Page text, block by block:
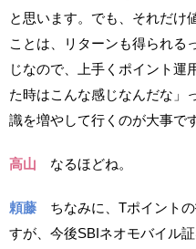
と思います。でも、それだけ
ことは、リターンも得られる
じなので、上手くポイント運
た時はこんな感じなんだな」
識を増やして行くのが大事で
高山 なるほどね。
頼藤 ちなみに、Tポイント
すが、今後SBIネオモバイル